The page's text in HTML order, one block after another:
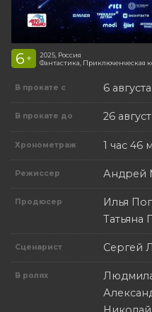
6 +
2025, Россия
Фантастика, Приключенческая
В прокате с 6 августа
В прокате до 26
Хронометраж 1 час 46
Режиссер Андрей
Продюсер
Илья
Татьяна
Сценарист Сергей
В ролях